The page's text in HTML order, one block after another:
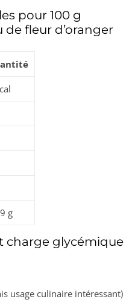
pour 100 g
de fleur d’oranger
g
charge glycémique
usage culinaire intéressant)